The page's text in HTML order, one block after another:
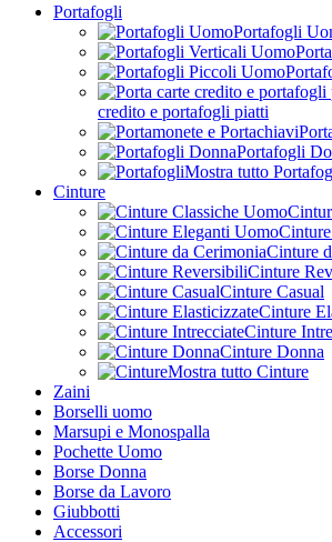
Portafogli
Portafogli
credito e portafogli piatti
Portafogli
Mostra tutto
Cinture
Cinture
Cinture
Cinture Casual
Cinture
Cinture
Cinture Donna
Mostra tutto Cinture
Zaini
Borselli uomo
Marsupi e Monospalla
Pochette Uomo
Borse Donna
Borse da Lavoro
Giubbotti
Accessori